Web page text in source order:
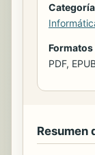
PDF,
Resumen